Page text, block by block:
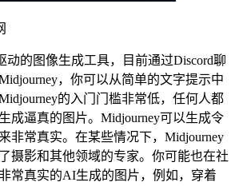
动的图像生成工具，目前通过Discord聊
，你可以从简单的文字提示中
的入门门槛非常低，任何人都
成逼真的图片。Midjourney可以生成令
非常真实。在某些情况下，Midjourney
摄影和其他领域的专家。你可能也在社
常真实的AI生成的图片，例如，穿着